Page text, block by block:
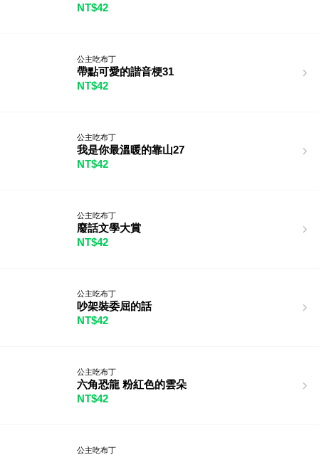
NT$42
公主吃布丁
帶點可愛的諧音梗31
NT$42
公主吃布丁
我是你最溫暖的靠山27
NT$42
公主吃布丁
廢話文學大賞
NT$42
公主吃布丁
吵架裝委屈的話
NT$42
公主吃布丁
六角恐龍 粉紅色的雲朵
NT$42
公主吃布丁